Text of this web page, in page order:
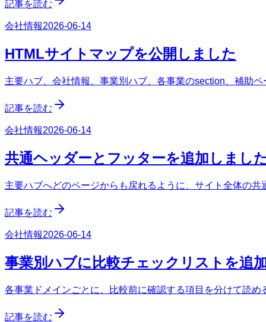
記事を読む
会社情報2026-06-14
HTMLサイトマップを公開しました
主要ハブ、会社情報、事業別ハブ、各事業のsection、補助
記事を読む
会社情報2026-06-14
共通ヘッダーとフッターを追加しまし
主要ハブへどのページからも戻れるように、サイト全体の
記事を読む
会社情報2026-06-14
事業別ハブに比較チェックリストを追
各事業ドメインごとに、比較前に確認する項目を分けて読
記事を読む